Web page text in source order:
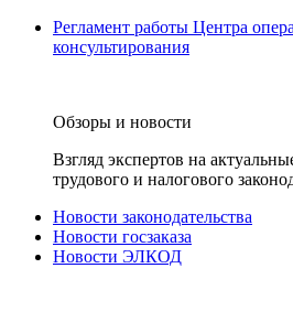
Регламент работы Центра
консультирования
Обзоры и новости
Взгляд экспертов на
трудового и налогового
Новости законодательства
Новости госзаказа
Новости ЭЛКОД